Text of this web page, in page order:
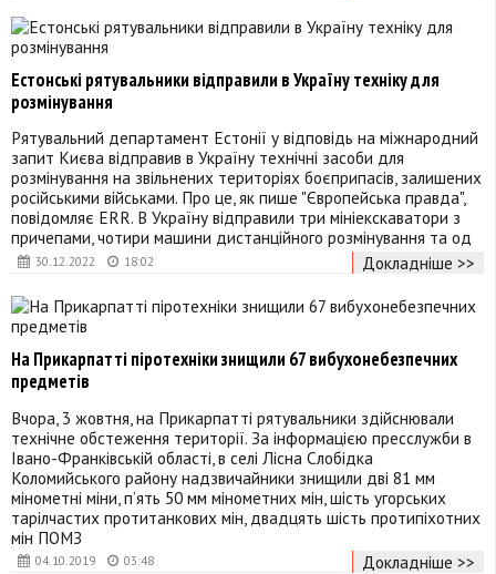
30.12.2022 18:02
Естонські рятувальники відправили в Україну техніку для
розмінування
Рятувальний департамент Естонії у відповідь на міжнародний
запит Києва відправив в Україну технічні засоби для
розмінування на звільнених територіях боєприпасів, залишених
російськими військами. Про це, як пише "Європейська правда",
повідомляє ERR. В Україну відправили три мініекскаватори з
причепами, чотири машини дистанційного розмінування та од
Докладніше >>
04.10.2019 03:48
На Прикарпатті піротехніки знищили 67 вибухонебезпечних
предметів
Вчора, 3 жовтня, на Прикарпатті рятувальники здійснювали
технічне обстеження території. За інформацією пресслужби в
Івано-Франківській області, в селі Лісна Слобідка
Коломийського району надзвичайники знищили дві 81 мм
мінометні міни, п’ять 50 мм мінометних мін, шість угорських
тарілчастих протитанкових мін, двадцять шість протипіхотних
мін ПОМЗ
Докладніше >>